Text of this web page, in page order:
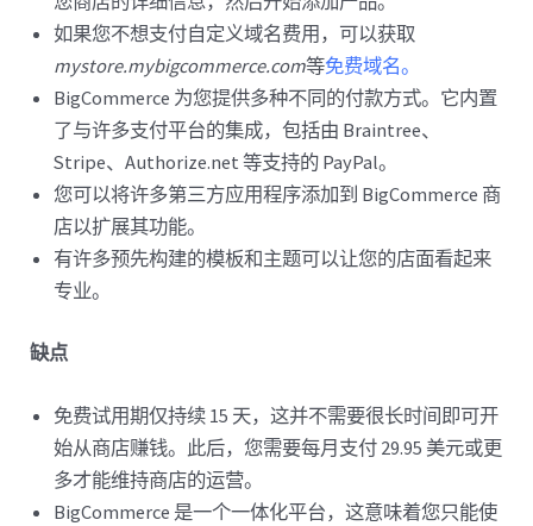
如果您不想支付自定义域名费用，可以获取
mystore.mybigcommerce.com等免费域名。
BigCommerce 为您提供多种不同的付款方式。它内置
了与许多支付平台的集成，包括由 Braintree、
Stripe、Authorize.net 等支持的 PayPal。
您可以将许多第三方应用程序添加到 BigCommerce 商
店以扩展其功能。
有许多预先构建的模板和主题可以让您的店面看起来
专业。
缺点
免费试用期仅持续 15 天，这并不需要很长时间即可开
始从商店赚钱。此后，您需要每月支付 29.95 美元或更
多才能维持商店的运营。
BigCommerce 是一个一体化平台，这意味着您只能使